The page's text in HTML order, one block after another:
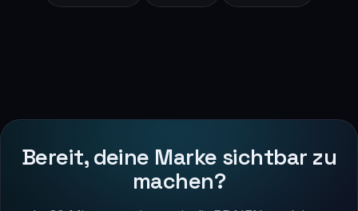
Bereit, deine Marke sichtbar zu
machen?